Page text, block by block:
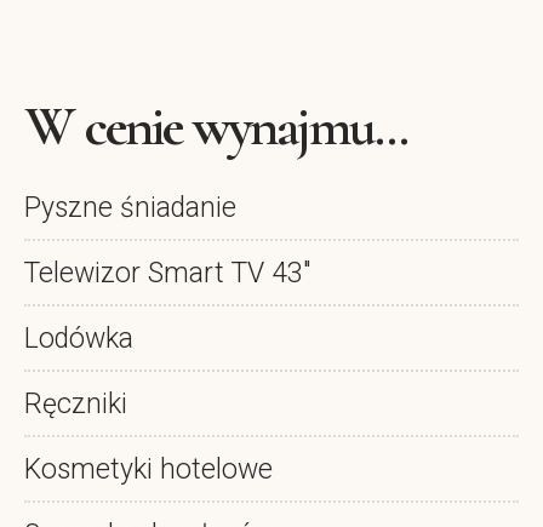
W cenie wynajmu...
Pyszne śniadanie
Telewizor Smart TV 43"
Lodówka
Ręczniki
Kosmetyki hotelowe